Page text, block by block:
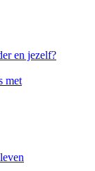
en jezelf?
met